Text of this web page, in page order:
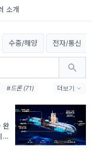
소개
수중/해양 전자/통신
#드론 (71)
업 (49)
#AESA (38)
팬 (36)
더보기
완